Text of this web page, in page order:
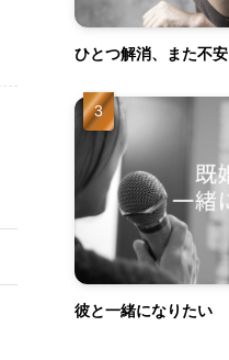
ひとつ解消、また不安
彼と一緒になりたい